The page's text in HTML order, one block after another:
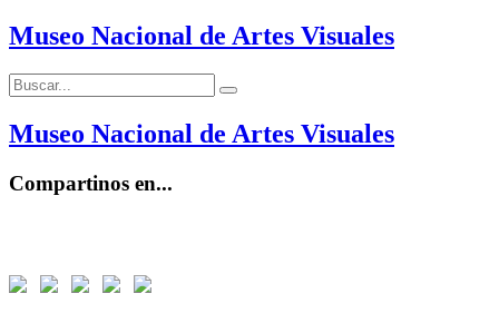
Museo Nacional de Artes Visuales
Buscar:
Buscar
Museo Nacional de Artes Visuales
Compartinos en...